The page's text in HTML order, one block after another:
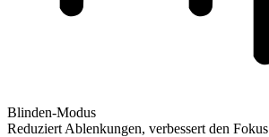
Blinden-Modus
Reduziert Ablenkungen, verbessert den Fokus